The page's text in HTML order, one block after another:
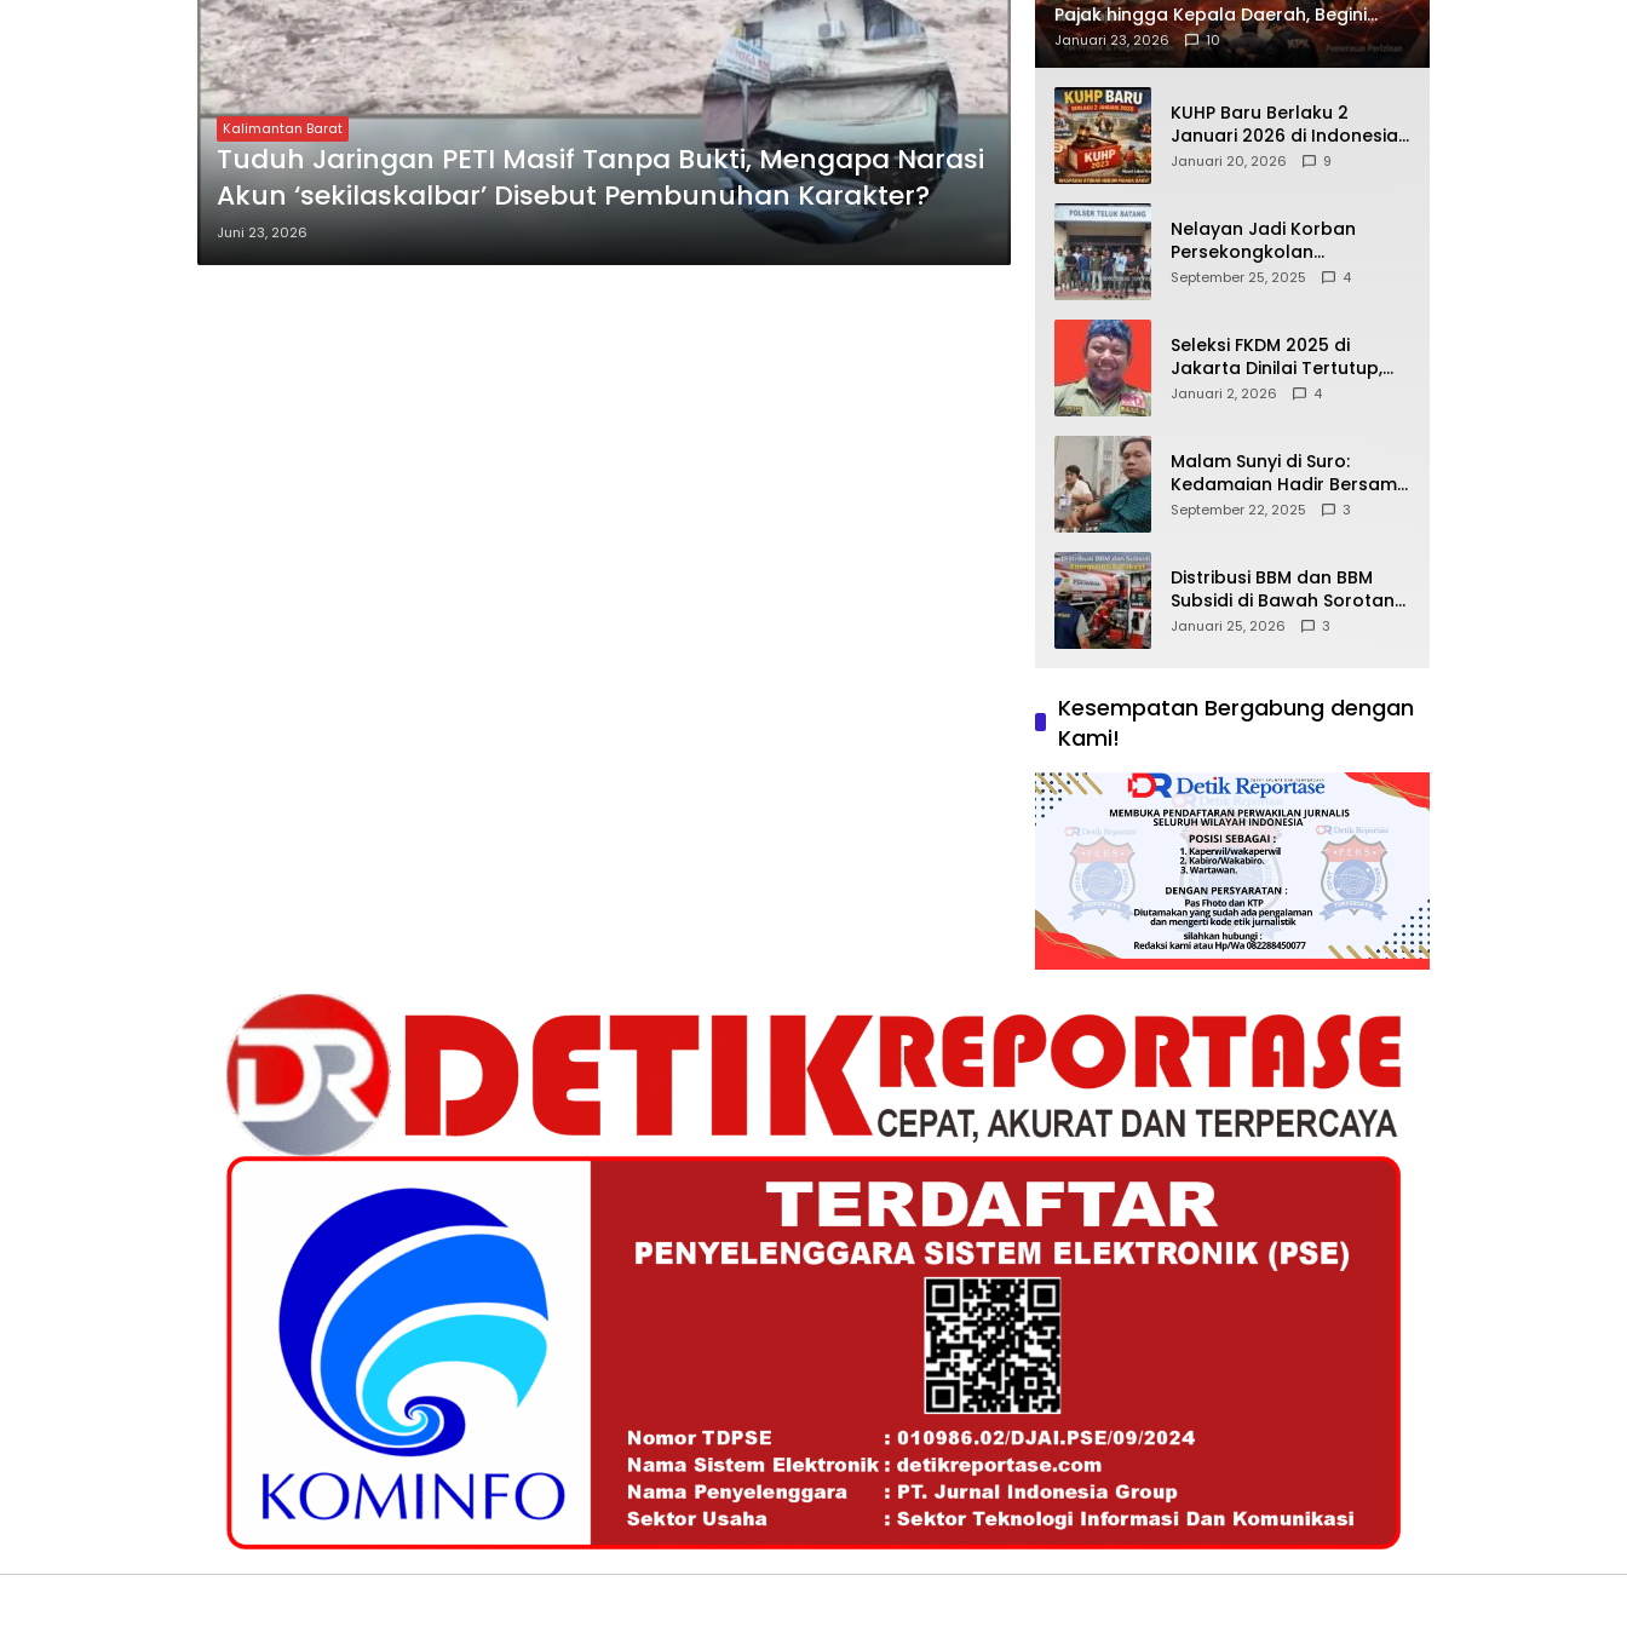
Kalimantan Barat
Tuduh Jaringan PETI Masif Tanpa Bukti, Mengapa Narasi
Akun ‘sekilaskalbar’ Disebut Pembunuhan Karakter?
Juni 23, 2026
Pajak hingga Kepala Daerah, Begini
Wajah Korupsi yang Terbongkar
Januari 23, 2026 10
KUHP Baru Berlaku 2
Januari 2026 di Indonesia,
Apa Dampaknya bagi
Dipahami Publik
Januari 20, 2026 9
Nelayan Jadi Korban
Persekongkolan
Penyelewengan BBM
September 25, 2025 4
Seleksi FKDM 2025 di
Jakarta Dinilai Tertutup,
Transparansi
Januari 2, 2026 4
Malam Sunyi di Suro:
Kedamaian Hadir Bersama
Secangkir Kopi Hangat
September 22, 2025 3
Distribusi BBM dan BBM
Subsidi di Bawah Sorotan
Publik: Antara Kepentingan
Januari 25, 2026 3
Kesempatan Bergabung dengan
Kami!